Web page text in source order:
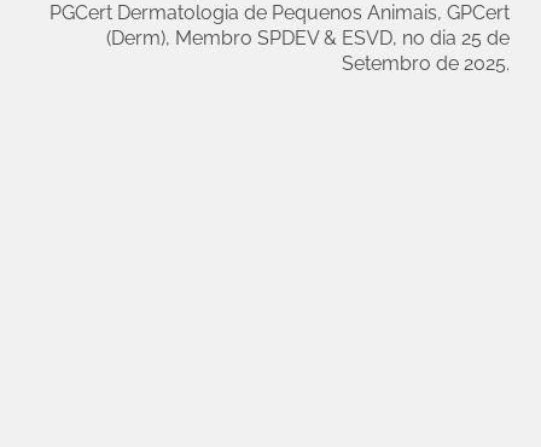
PGCert Dermatologia de Pequenos Animais, GPCert
(Derm), Membro SPDEV & ESVD, no dia 25 de
Setembro de 2025.